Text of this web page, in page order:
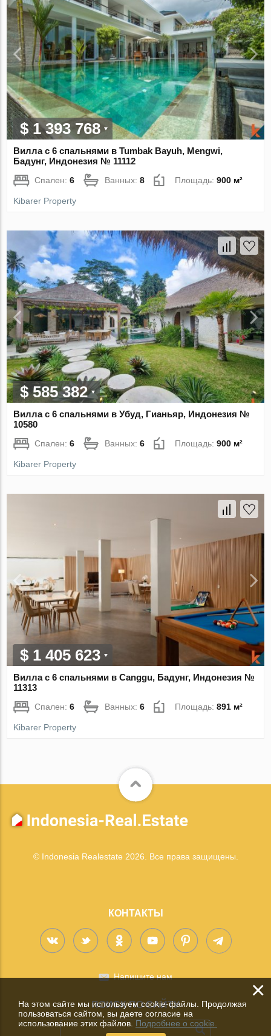
$ 1 393 768
Вилла с 6 спальнями в Tumbak Bayuh, Mengwi,
Бадунг, Индонезия № 11112
Спален:6 Ванных:8 Площадь:900 м²
Kibarer Property
$ 585 382
Вилла с 6 спальнями в Убуд, Гианьяр, Индонезия №
10580
Спален:6 Ванных:6 Площадь:900 м²
Kibarer Property
$ 1 405 623
Вилла с 6 спальнями в Canggu, Бадунг, Индонезия №
11313
Спален:6 Ванных:6 Площадь:891 м²
Kibarer Property
© Indonesia Realestate 2026. Все права защищены.
КОНТАКТЫ
Напишите нам
ПОИСК ПО САЙТУ
×
На этом сайте мы используем cookie-файлы. Продолжая
пользоваться сайтом, вы даете согласие на
использование этих файлов.Подробнее о cookie.